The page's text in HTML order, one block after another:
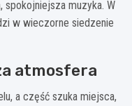
spokojniejsza muzyka. W
w wieczorne siedzenie
atmosfera
a część szuka miejsca,